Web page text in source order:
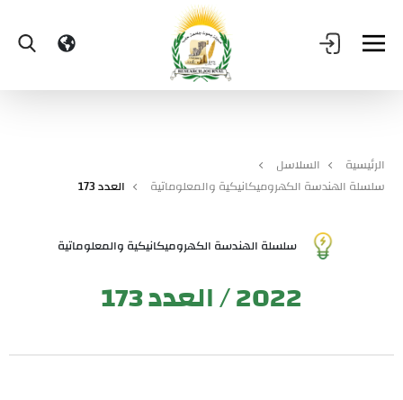
الرئيسية
السلاسل
سلسلة الهندسة الكهروميكانيكية والمعلوماتية
العدد 173
سلسلة الهندسة الكهروميكانيكية والمعلوماتية
2022 / العدد 173